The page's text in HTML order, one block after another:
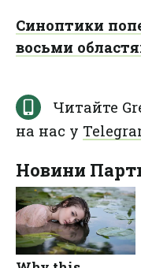
Cиноптики
восьми
Читайте
на нас у